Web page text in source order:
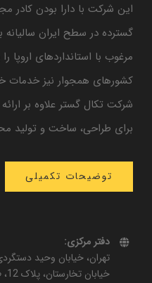
این شرکت با دارا بودن کادر
گسترده در سطح ایران سالیانه
مرغوب با استانداردهای
کشورهای همجوار نیز خدمات
شرکت تکال گستر علاوه بر
برای طراحی، ساخت و تولید
توضیحات تکمیلی
دفتر مرکزی:
تهران، خیابان وحید
خیابان تخارستان، پلاک 12، طبقه دوم واحد 4